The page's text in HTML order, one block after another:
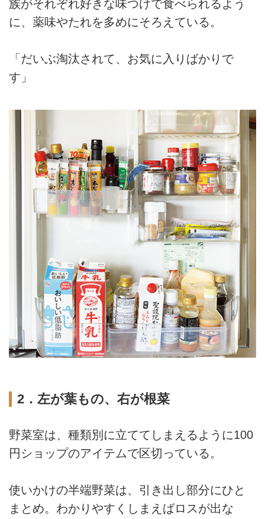
族がそれぞれ好きな味つけで食べられるよう
に、薬味やたれを多めにそろえている。
「だいぶ淘汰されて、お気に入りばかりで
す」
2．左が葉もの、右が根菜
野菜室は、種類別に立ててしまえるように100
円ショップのアイテムで区切っている。
使いかけの半端野菜は、引き出し部分にひと
まとめ。わかりやすくしまえばロスが出な